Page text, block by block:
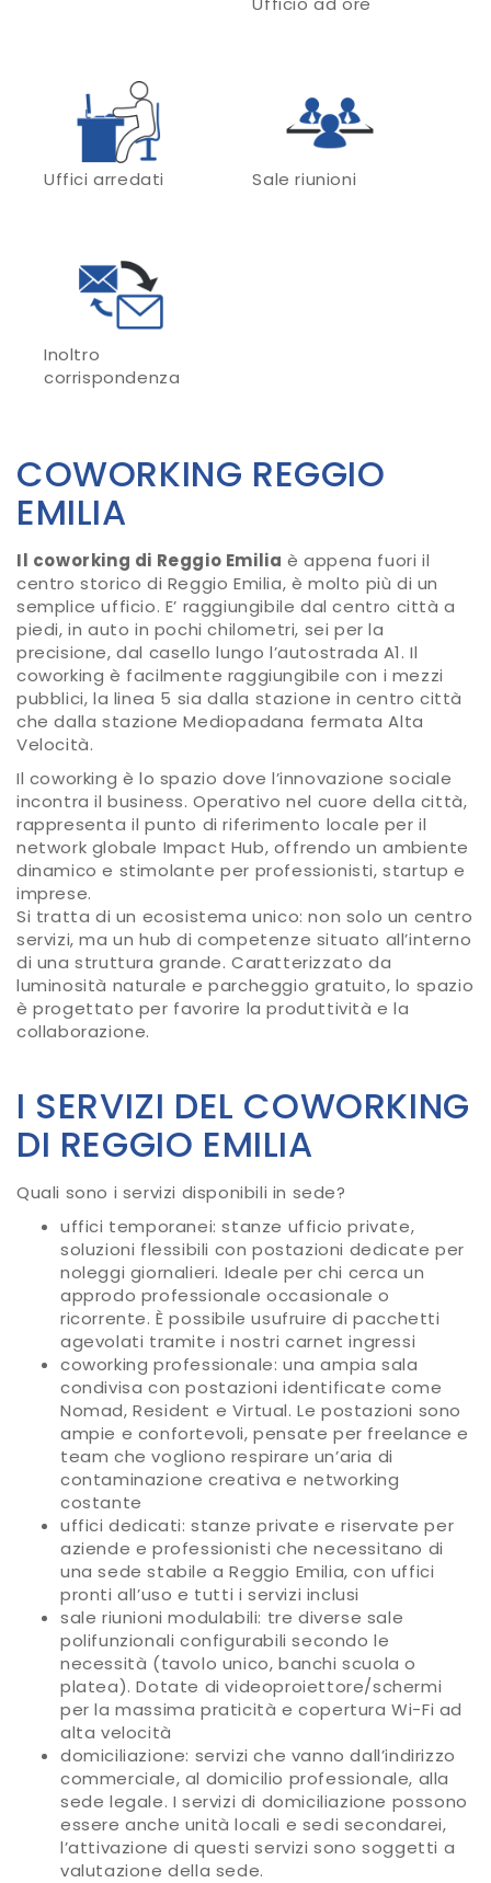
Uffici arredati Sale riunioni
Inoltro
corrispondenza
COWORKING REGGIO
EMILIA
Il coworking di Reggio Emilia è appena fuori il
centro storico di Reggio Emilia, è molto più di un
semplice ufficio. E’ raggiungibile dal centro città a
piedi, in auto in pochi chilometri, sei per la
precisione, dal casello lungo l’autostrada A1. Il
coworking è facilmente raggiungibile con i mezzi
pubblici, la linea 5 sia dalla stazione in centro città
che dalla stazione Mediopadana fermata Alta
Velocità.
Il coworking è lo spazio dove l’innovazione sociale
incontra il business. Operativo nel cuore della città,
rappresenta il punto di riferimento locale per il
network globale Impact Hub, offrendo un ambiente
dinamico e stimolante per professionisti, startup e
imprese.
Si tratta di un ecosistema unico: non solo un centro
servizi, ma un hub di competenze situato all’interno
di una struttura grande. Caratterizzato da
luminosità naturale e parcheggio gratuito, lo spazio
è progettato per favorire la produttività e la
collaborazione.
I SERVIZI DEL COWORKING
DI REGGIO EMILIA
Quali sono i servizi disponibili in sede?
uffici temporanei: stanze ufficio private,
soluzioni flessibili con postazioni dedicate per
noleggi giornalieri. Ideale per chi cerca un
approdo professionale occasionale o
ricorrente. È possibile usufruire di pacchetti
agevolati tramite i nostri carnet ingressi
coworking professionale: una ampia sala
condivisa con postazioni identificate come
Nomad, Resident e Virtual. Le postazioni sono
ampie e confortevoli, pensate per freelance e
team che vogliono respirare un’aria di
contaminazione creativa e networking
costante
uffici dedicati: stanze private e riservate per
aziende e professionisti che necessitano di
una sede stabile a Reggio Emilia, con uffici
pronti all’uso e tutti i servizi inclusi
sale riunioni modulabili: tre diverse sale
polifunzionali configurabili secondo le
necessità (tavolo unico, banchi scuola o
platea). Dotate di videoproiettore/schermi
per la massima praticità e copertura Wi-Fi ad
alta velocità
domiciliazione: servizi che vanno dall’indirizzo
commerciale, al domicilio professionale, alla
sede legale. I servizi di domiciliazione possono
essere anche unità locali e sedi secondarei,
l’attivazione di questi servizi sono soggetti a
valutazione della sede.